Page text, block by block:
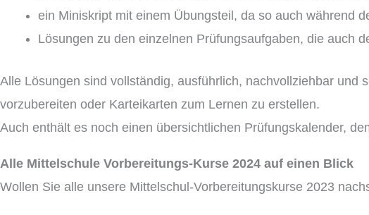
ein Miniskript mit einem Übungsteil, da so auch während
Lösungen zu den einzelnen Prüfungsaufgaben, die auch
Alle Lösungen sind vollständig, ausführlich, nachvollziehbar
vorzubereiten oder Karteikarten zum Lernen zu erstellen.
Auch enthält es noch einen übersichtlichen Prüfungskalender,
Alle Mittelschule Vorbereitungs-Kurse 2024 auf einen Blick
Wollen Sie alle unsere Mittelschul-Vorbereitungskurse 2023